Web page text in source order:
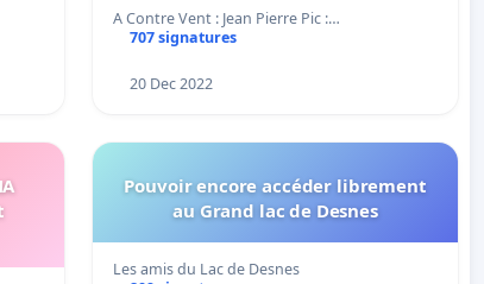
A Contre Vent : Jean Pierre Pic :…
707 signatures
20 Dec 2022
Pouvoir encore accéder librement
au Grand lac de Desnes
Les amis du Lac de Desnes